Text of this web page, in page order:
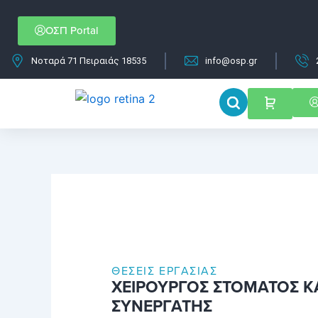
περιεχόμενο
ΟΣΠ Portal
Νοταρά 71 Πειραιάς 18535 info@osp.gr
ΘΈΣΕΙΣ ΕΡΓΑΣΊΑΣ
ΧΕΙΡΟΥΡΓΟΣ ΣΤΟΜΑΤΟΣ
ΣΥΝΕΡΓΑΤΗΣ